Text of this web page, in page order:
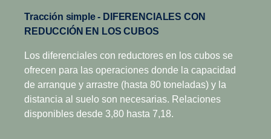
capacidad de torque superior, además de la sobremarcha
que permite velocidades crucero económicas con bajas
revoluciones. El Scania Opticruise, el Retarder Scania y
una variedad de tomas de fuerza están disponibles para
todas las cajas de cambio de doble gama con split.
Tracción simple - DIFERENCIALES CON
REDUCCIÓN EN LOS CUBOS
Los diferenciales con reductores en los cubos se
ofrecen para las operaciones donde la capacidad
de arranque y arrastre (hasta 80 toneladas) y la
distancia al suelo son necesarias. Relaciones
disponibles desde 3,80 hasta 7,18.